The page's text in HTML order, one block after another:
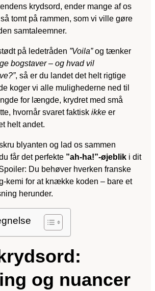
krydsord, ender mange af os
tomt på rammen, som vi ville gøre
samtaleemner.
på ledetråden ”Voila”og tænker
bogstaver – og hvad vil
, så er du landet det helt rigtige
koger vi alle mulighederne ned til
for længde, krydret med små
hvornår svaret faktisk ikke er
helt andet.
blyanten og lad os sammen
får det perfekte ”ah-ha!”-øjeblik i dit
Du behøver hverken franske
kemi for at knække koden – bare et
herunder.
og nuancer